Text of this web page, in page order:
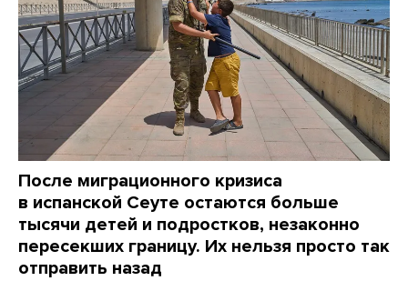
После миграционного кризиса
в испанской Сеуте остаются больше
тысячи детей и подростков, незаконно
пересекших границу. Их нельзя просто так
отправить назад